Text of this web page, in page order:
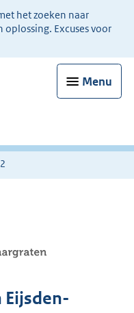
het zoeken naar
oplossing. Excuses voor
Menu
Eijsden-